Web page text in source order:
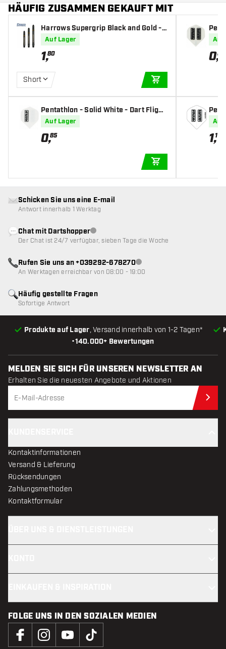
HÄUFIG ZUSAMMEN GEKAUFT MIT
Harrows Supergrip Black and Gold -
Dart Shafts
Auf Lager
1,80
Short
Pentathlon - Solid White - Dart Flight
Auf Lager
0,85
Auf
0,85
hts
Auf
1,10
•140.000+ Bewertungen
Produkte auf Lager, Versand innerhalb von 1-2 Tagen*
Häufig gestellte Fragen
Sofortige Antwort
Schicken Sie uns eine E-mail
Antwort innerhalb 1 Werktag
Chat mit DartshopperKundenservice nicht verfügbar
Der Chat ist 24/7 verfügbar, sieben Tage die Woche
Rufen Sie uns an +039292-678270Kundenservice nicht
An Werktagen erreichbar von 08:00 - 19:00
MELDEN SIE SICH FÜR UNSEREN NEWSLETTER AN
Erhalten Sie die neuesten Angebote und Aktionen
Kontaktinformationen
Versand & Lieferung
Rücksendungen
Zahlungsmethoden
Kontaktformular
FOLGE UNS IN DEN SOZIALEN MEDIEN